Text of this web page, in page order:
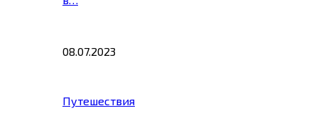
08.07.2023
Путешествия